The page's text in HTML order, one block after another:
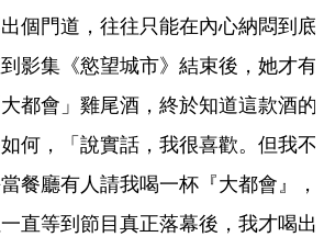
個門道，往往只能在內心納悶到底
影集《慾望城市》結束後，她才有
都會」雞尾酒，終於知道這款酒的
何，「說實話，我很喜歡。但我不
餐廳有人請我喝一杯『大都會』，
直等到節目真正落幕後，我才喝出